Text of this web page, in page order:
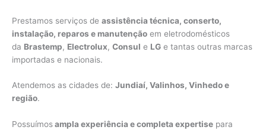
Prestamos serviços de assistência técnica, conserto,
instalação, reparos e manutenção em eletrodomésticos
da Brastemp, Electrolux, Consul e LG e tantas outras marcas
importadas e nacionais.
Atendemos as cidades de: Jundiaí, Valinhos, Vinhedo e
região.
Possuímosampla experiência e completa expertise para